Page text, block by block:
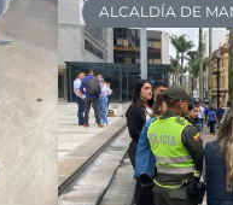
ALCALDÍA DE